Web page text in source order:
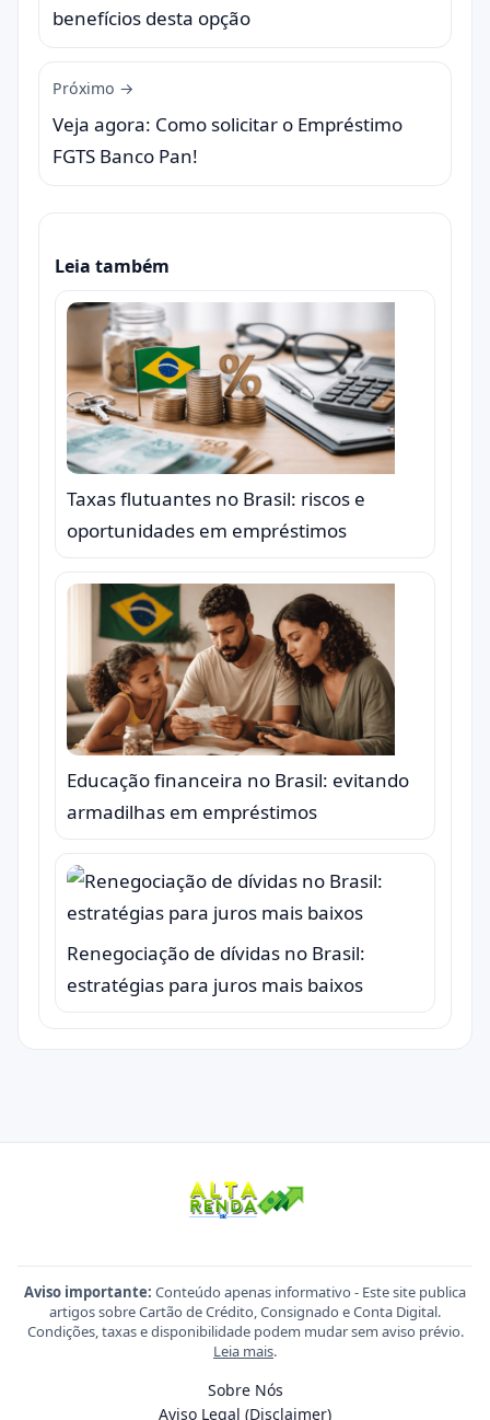
benefícios desta opção
Próximo →
Veja agora: Como solicitar o Empréstimo
FGTS Banco Pan!
Leia também
Taxas flutuantes no Brasil: riscos e
oportunidades em empréstimos
Educação financeira no Brasil: evitando
armadilhas em empréstimos
Renegociação de dívidas no Brasil:
estratégias para juros mais baixos
Aviso importante: Conteúdo apenas informativo - Este site publica
artigos sobre Cartão de Crédito, Consignado e Conta Digital.
Condições, taxas e disponibilidade podem mudar sem aviso prévio.
Leia mais.
Sobre Nós
Aviso Legal (Disclaimer)